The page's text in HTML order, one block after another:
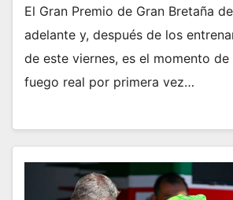
El Gran Premio de Gran Bretaña
adelante y, después de los
de este viernes, es el momento
fuego real por primera vez…